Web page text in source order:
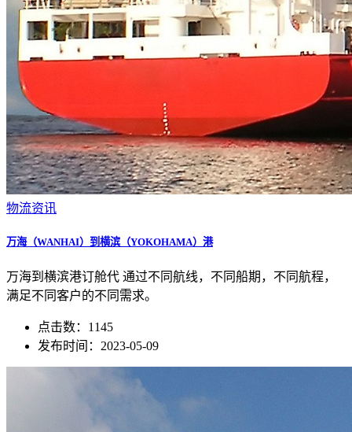
物流资讯
万海（WANHAI）到横滨（YOKOHAMA）港
万海到横滨港订舱代 通过不同航线，不同船期，不同航程，
满足不同客户的不同需求。
点击数：1145
发布时间：2023-05-09